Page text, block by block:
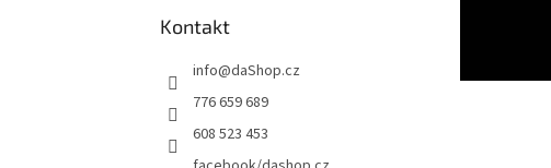
Kontakt
info@daShop.cz
776 659 689
608 523 453